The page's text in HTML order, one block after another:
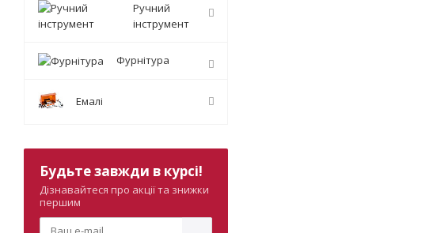
Ручний
інструмент
Фурнітура
Емалі
Будьте завжди в курсі!
Дізнавайтеся про акції та знижки
першим